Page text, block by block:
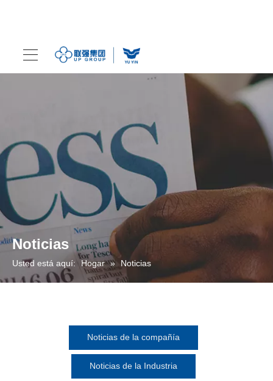
Noticias
Usted está aquí: Hogar » Noticias
Noticias de la compañía
Noticias de la Industria